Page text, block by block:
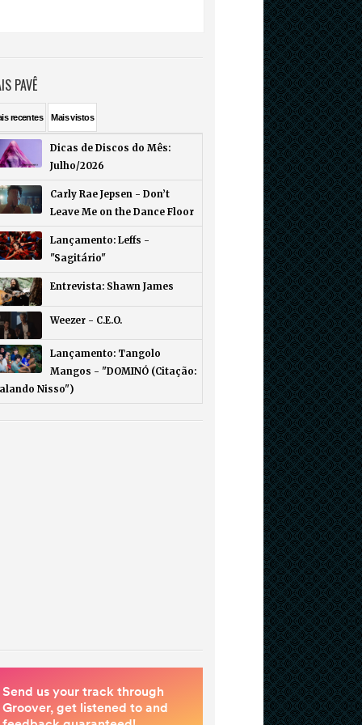
PAVÊ
recentes Maisvistos
Dicas de Discos do Mês:
Julho/2026
Carly Rae Jepsen - Don’t
Leave Me on the Dance Floor
Lançamento: Leffs -
"Sagitário"
Entrevista: Shawn James
Weezer - C.E.O.
Lançamento: Tangolo
Mangos - "DOMINÓ (Citação:
Nisso")